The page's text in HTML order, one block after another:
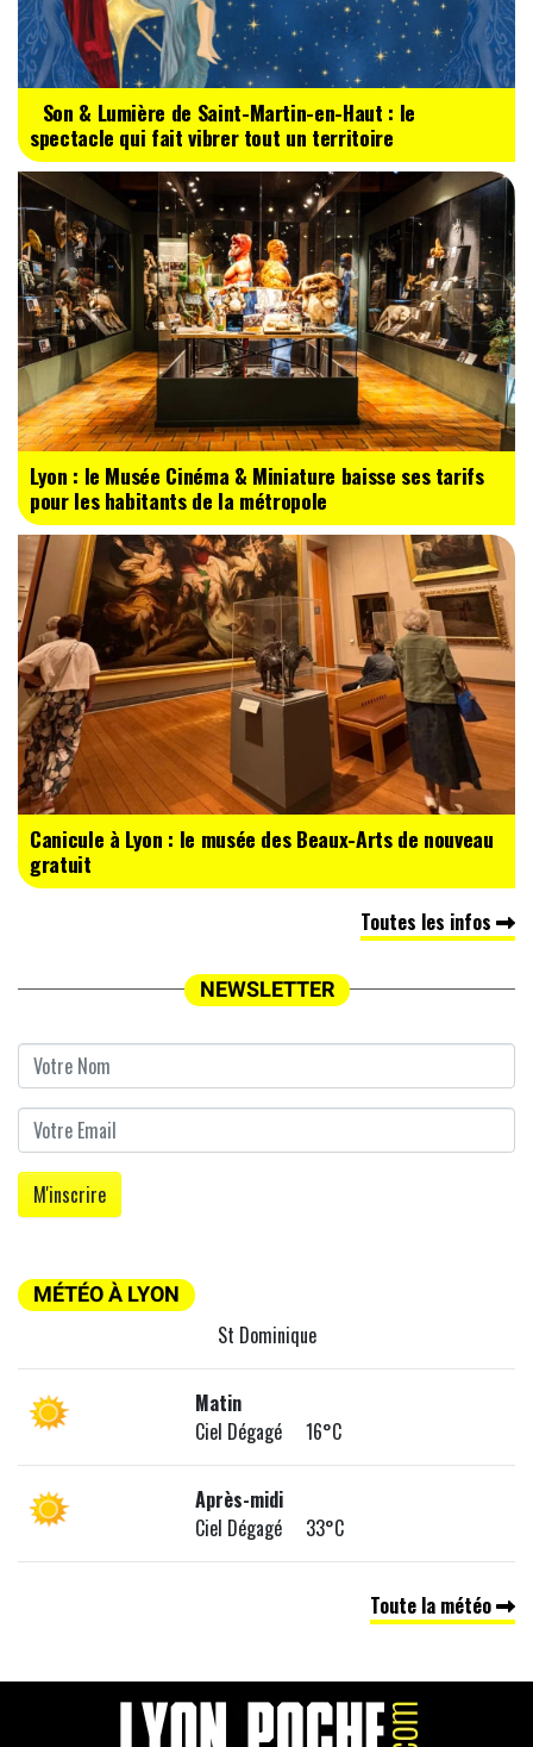
Son & Lumière de Saint-Martin-en-Haut : le
spectacle qui fait vibrer tout un territoire
Lyon : le Musée Cinéma & Miniature baisse ses tarifs
pour les habitants de la métropole
Canicule à Lyon : le musée des Beaux-Arts de nouveau
gratuit
Toutes les infos
NEWSLETTER
MÉTÉO À LYON
St Dominique
Matin
Ciel Dégagé 16°C
Après-midi
Ciel Dégagé 33°C
Toute la météo